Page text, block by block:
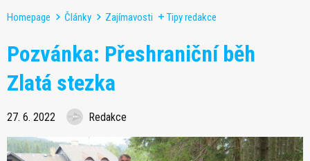
Homepage Články Zajímavosti Tipy redakce
Pozvánka: Přeshraniční běh
Zlatá stezka
27. 6. 2022 Redakce